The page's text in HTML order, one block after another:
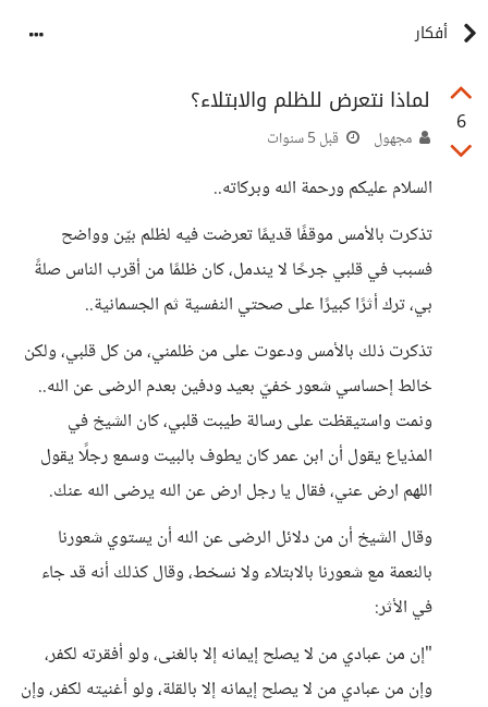
أفكار
6
لماذا نتعرض للظلم والابتلاء؟
مجهول قبل 5 سنوات
السلام عليكم ورحمة الله وبركاته..
تذكرت بالأمس موقفًا قديمًا تعرضت فيه لظلم بيّن وواضح
فسبب في قلبي جرحًا لا يندمل، كان ظلمًا من أقرب الناس صلةً
بي، ترك أثرًا كبيرًا على صحتي النفسية ثم الجسمانية..
تذكرت ذلك بالأمس ودعوت على من ظلمني، من كل قلبي، ولكن
خالط إحساسي شعور خفيّ بعيد ودفين بعدم الرضى عن الله..
ونمت واستيقظت على رسالة طيبت قلبي، كان الشيخ في
المذياع يقول أن ابن عمر كان يطوف بالبيت وسمع رجلًا يقول
اللهم ارض عني، فقال يا رجل ارض عن الله يرضى الله عنك.
وقال الشيخ أن من دلائل الرضى عن الله أن يستوي شعورنا
بالنعمة مع شعورنا بالابتلاء ولا نسخط، وقال كذلك أنه قد جاء
في الأثر:
"إن من عبادي من لا يصلح إيمانه إلا بالغنى، ولو أفقرته لكفر،
وإن من عبادي من لا يصلح إيمانه إلا بالقلة، ولو أغنيته لكفر، وإن